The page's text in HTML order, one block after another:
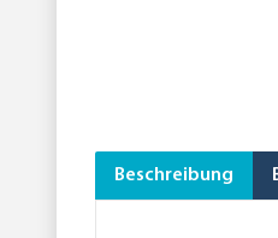
Beschreibung